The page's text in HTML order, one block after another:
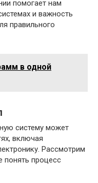
помогает нам
и важность
правильного
в одной
систему может
включая
Рассмотрим
понять процесс